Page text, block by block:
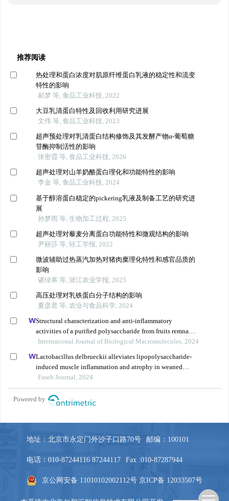
地址：北京市永定门外沙子口路70号 邮编：100101
电话：010-87244116 87244117 Fax :010-87287944
京公网安备 11010102002112号 京ICP备 12033507号